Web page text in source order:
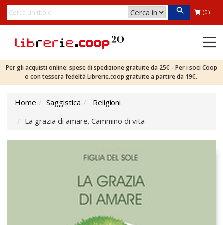
(0)
Per gli acquisti online: spese di spedizione gratuite da 25€ - Per i soci Coop
o con tessera fedeltà Librerie.coop gratuite a partire da 19€.
Home Saggistica
Religioni
La grazia di amare. Cammino di vita